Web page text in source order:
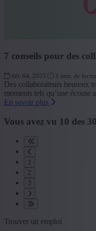
7 conseils pour des
déc 04, 2025 1 min. de
Des collaborateurs heureux
moments tels qu’une écoute
En savoir plus
Vous avez vu 10 des
1
2
3
Trouver un emploi